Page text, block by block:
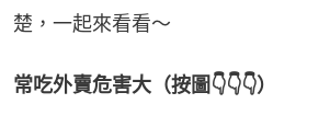
楚，一起來看看～
常吃外賣危害大（按圖👇👇👇）